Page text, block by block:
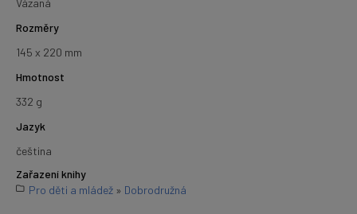
Vázaná
Rozměry
145 x 220 mm
Hmotnost
332 g
Jazyk
čeština
Zařazení knihy
Pro děti a mládež » Dobrodružná